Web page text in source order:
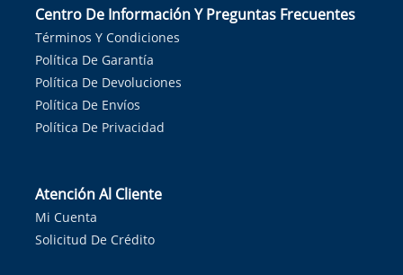
Centro De Información Y Preguntas Frecuentes
Términos Y Condiciones
Política De Garantía
Política De Devoluciones
Política De Envíos
Política De Privacidad
Atención Al Cliente
Mi Cuenta
Solicitud De Crédito